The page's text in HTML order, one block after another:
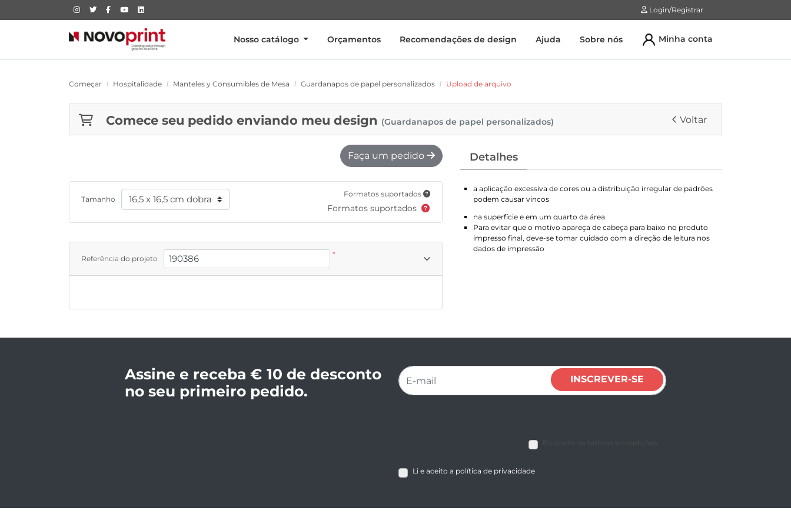
Login/Registrar
Login/Registrar
Nosso catálogo Orçamentos Recomendações de design Ajuda Sobre nós Minha conta
Começar Hospitalidade Manteles y Consumibles de Mesa Guardanapos de papel personalizados Upload de arquivo
Comece seu pedido enviando meu design (Guardanapos de papel personalizados) Voltar
Detalhes
a aplicação excessiva de cores ou a distribuição irregular de padrões
podem causar vincos
na superfície e em um quarto da área
Para evitar que o motivo apareça de cabeça para baixo no produto
impresso final, deve-se tomar cuidado com a direção de leitura nos
dados de impressão
Faça um pedido
Tamanho
Formatos suportados
Formatos suportados
Referência do projeto *
Assine e receba € 10 de desconto
no seu primeiro pedido.
INSCREVER-SE
Eu aceito os termos e condições
Li e aceito a política de privacidade